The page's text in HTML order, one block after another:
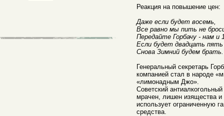
Реакция на повышение цен:
Даже если будет восемь,
Все равно мы пить не
Передайте Горбачу - нам и
Если будет двадцать пять
Снова Зимний будем брать.
Генеральный секретарь
компанией стал в народе
«лимонадным Джо».
Советский
мрачен, лишен изящества и
использует ограниченную
средства.